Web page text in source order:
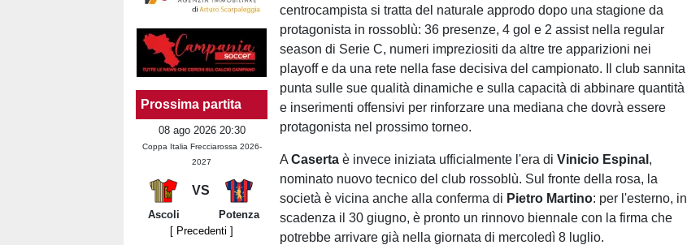
Prossima partita
08 ago 2026 20:30
Coppa Italia Frecciarossa 2026-
2027
VS
Ascoli
Potenza
[ Precedenti ]
centrocampista si tratta del naturale approdo dopo una stagione da
protagonista in rossoblù: 36 presenze, 4 gol e 2 assist nella regular
season di Serie C, numeri impreziositi da altre tre apparizioni nei
playoff e da una rete nella fase decisiva del campionato. Il club sannita
punta sulle sue qualità dinamiche e sulla capacità di abbinare quantità
e inserimenti offensivi per rinforzare una mediana che dovrà essere
protagonista nel prossimo torneo.
ACasertaè invece iniziata ufficialmente l'era diVinicio Espinal ,
nominato nuovo tecnico del club rossoblù. Sul fronte della rosa, la
società è vicina anche alla conferma di Pietro Martino: per l'esterno, in
scadenza il 30 giugno, è pronto un rinnovo biennale con la firma che
potrebbe arrivare già nella giornata di mercoledì 8 luglio.